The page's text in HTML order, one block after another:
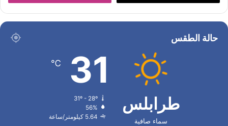
حالة الطقس
طرابلس
سماء صافية
31
℃
31º - 28º
56%
5.64 كيلومتر/ساعة